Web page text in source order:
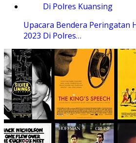
Upacara Bendera Peringatan
2023 Di Polres…